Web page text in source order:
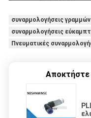
συναρμολογήσεις
συναρμολογήσεις
Πνευματικές
Αποκτήστε